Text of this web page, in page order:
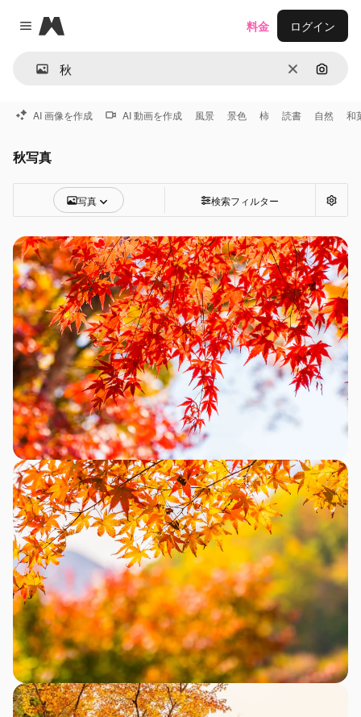
Close menu
Magnific
消去 画像で
料金 ログイン
AI 画像を作成 AI 動画を作成 風景 景色 柿 読書 自然 和
秋写真
写真 検索フィルター